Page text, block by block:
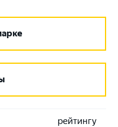
рейтингу